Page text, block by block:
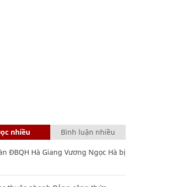
nhiều Bình luận nhiều
ĐBQH Hà Giang Vương Ngọc Hà bị